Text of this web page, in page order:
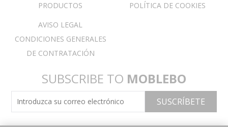
PRODUCTOS
POLÍTICA DE COOKIES
AVISO LEGAL
CONDICIONES GENERALES
DE CONTRATACIÓN
SUBSCRIBE TO MOBLEBO